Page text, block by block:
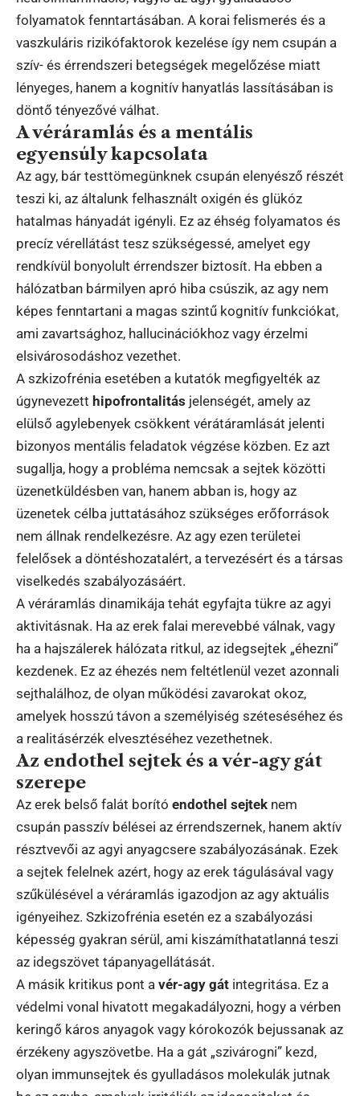
folyamatok fenntartásában. A korai felismerés és a
vaszkuláris rizikófaktorok kezelése így nem csupán a
szív- és érrendszeri betegségek megelőzése miatt
lényeges, hanem a kognitív hanyatlás lassításában is
döntő tényezővé válhat.
A véráramlás és a mentális
egyensúly kapcsolata
Az agy, bár testtömegünknek csupán elenyésző részét
teszi ki, az általunk felhasznált oxigén és glükóz
hatalmas hányadát igényli. Ez az éhség folyamatos és
precíz vérellátást tesz szükségessé, amelyet egy
rendkívül bonyolult érrendszer biztosít. Ha ebben a
hálózatban bármilyen apró hiba csúszik, az agy nem
képes fenntartani a magas szintű kognitív funkciókat,
ami zavartsághoz, hallucinációkhoz vagy érzelmi
elsivárosodáshoz vezethet.
A szkizofrénia esetében a kutatók megfigyelték az
úgynevezett hipofrontalitás jelenségét, amely az
elülső agylebenyek csökkent vérátáramlását jelenti
bizonyos mentális feladatok végzése közben. Ez azt
sugallja, hogy a probléma nemcsak a sejtek közötti
üzenetküldésben van, hanem abban is, hogy az
üzenetek célba juttatásához szükséges erőforrások
nem állnak rendelkezésre. Az agy ezen területei
felelősek a döntéshozatalért, a tervezésért és a társas
viselkedés szabályozásáért.
A véráramlás dinamikája tehát egyfajta tükre az agyi
aktivitásnak. Ha az erek falai merevebbé válnak, vagy
ha a hajszálerek hálózata ritkul, az idegsejtek „éhezni”
kezdenek. Ez az éhezés nem feltétlenül vezet azonnali
sejthalálhoz, de olyan működési zavarokat okoz,
amelyek hosszú távon a személyiség széteséséhez és
a realitásérzék elvesztéséhez vezethetnek.
Az endothel sejtek és a vér-agy gát
szerepe
Az erek belső falát borító endothel sejtek nem
csupán passzív bélései az érrendszernek, hanem aktív
résztvevői az agyi anyagcsere szabályozásának. Ezek
a sejtek felelnek azért, hogy az erek tágulásával vagy
szűkülésével a véráramlás igazodjon az agy aktuális
igényeihez. Szkizofrénia esetén ez a szabályozási
képesség gyakran sérül, ami kiszámíthatatlanná teszi
az idegszövet tápanyagellátását.
A másik kritikus pont a vér-agy gát integritása. Ez a
védelmi vonal hivatott megakadályozni, hogy a vérben
keringő káros anyagok vagy kórokozók bejussanak az
érzékeny agyszövetbe. Ha a gát „szivárogni” kezd,
olyan immunsejtek és gyulladásos molekulák jutnak